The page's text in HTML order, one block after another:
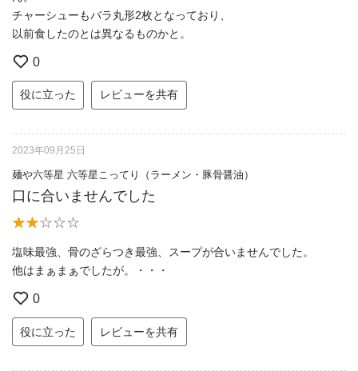
チャーシューもバラ丸形2枚となっており、
以前食したのとは異なるものかと。
0
役に立った レビューを共有
2023年09月25日
麺や六等星 六等星こってり（ラーメン・豚骨醤油）
口に合いませんでした
塩味最強、骨のざらつき最強、スープが合いませんでした。
他はまぁまぁでしたが。・・・
0
役に立った レビューを共有